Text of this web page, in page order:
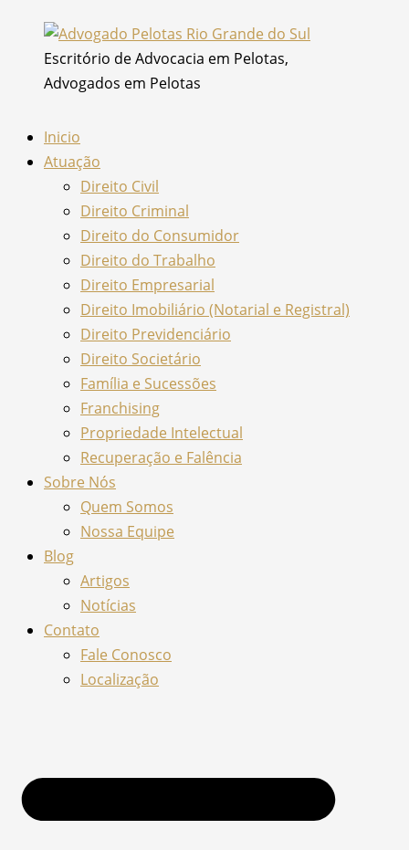
conteúdo
Escritório de Advocacia em Pelotas,
Advogados em Pelotas
Inicio
Atuação
Direito Civil
Direito Criminal
Direito do Consumidor
Direito do Trabalho
Direito Empresarial
Direito Imobiliário (Notarial e Registral)
Direito Previdenciário
Direito Societário
Família e Sucessões
Franchising
Propriedade Intelectual
Recuperação e Falência
Sobre Nós
Quem Somos
Nossa Equipe
Blog
Artigos
Notícias
Contato
Fale Conosco
Localização